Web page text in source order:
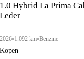
1.0 Hybrid La Prima
Leder
2026 1.092 km Benzine
Kopen